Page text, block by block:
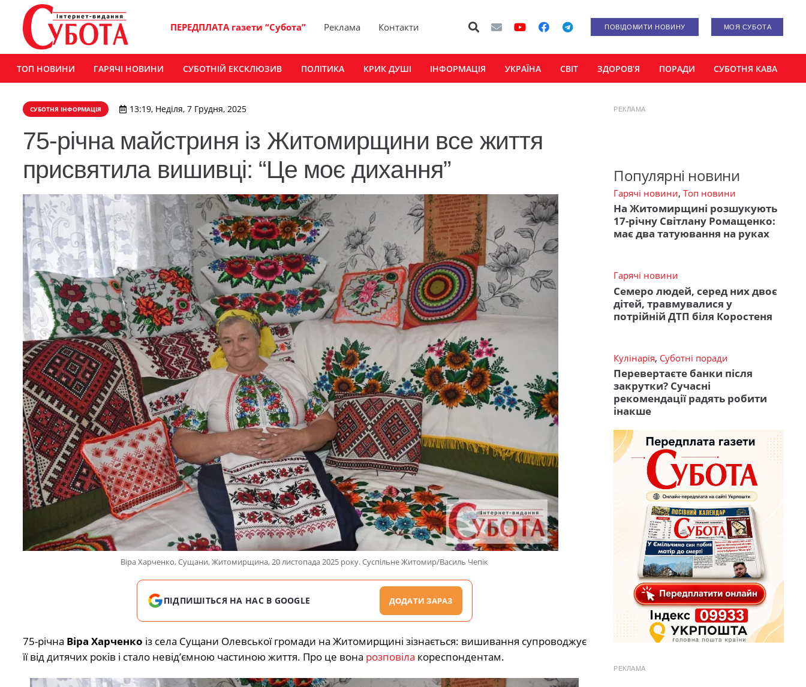
ПЕРЕДПЛАТА газети “Субота” Реклама Контакти ПОВІДОМИТИ НОВИНУ МОЯ СУБОТА
ТОП НОВИНИ ГАРЯЧІ НОВИНИ СУБОТНІЙ ЕКСКЛЮЗИВ ПОЛІТИКА КРИК ДУШІ ІНФОРМАЦІЯ УКРАЇНА СВІТ ЗДОРОВ’Я ПОРАДИ СУБОТНЯ КАВА
СУБОТНЯ ІНФОРМАЦІЯ 13:19, Неділя, 7 Грудня, 2025
75-річна майстриня із Житомирщини все життя
присвятила вишивці: “Це моє дихання”
Віра Харченко, Сущани, Житомирщина, 20 листопада 2025 року. Суспільне Житомир/Василь Чепік
ПІДПИШІТЬСЯ НА НАС В GOOGLE ДОДАТИ ЗАРАЗ
75-річна Віра Харченко із села Сущани Олевської громади на Житомирщині зізнається: вишивання супроводжує
її від дитячих років і стало невід’ємною частиною життя. Про це вона розповіла кореспондентам.
РЕКЛАМА
Популярні новини
Гарячі новини, Топ новини
На Житомирщині розшукують
17-річну Світлану Ромащенко:
має два татуювання на руках
Гарячі новини
Семеро людей, серед них двоє
дітей, травмувалися у
потрійній ДТП біля Коростеня
Кулінарія, Суботні поради
Перевертаєте банки після
закрутки? Сучасні
рекомендації радять робити
інакше
РЕКЛАМА